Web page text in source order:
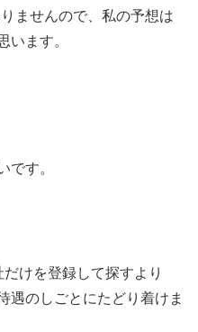
ませんので、私の予想は
います。
です。
けを登録して探すより
遇のしごとにたどり着けま